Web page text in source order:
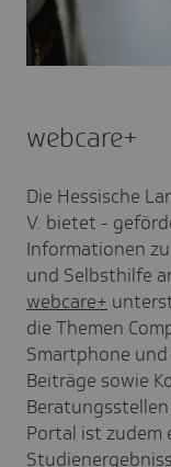
webcare+
Die Hessische
V. bietet -
Informationen
und Selbsthilfe
webcare+
die Themen
Smartphone
Beiträge sowie
Portal ist zudem